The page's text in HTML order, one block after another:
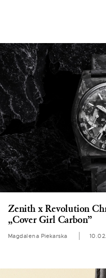
Zenith x Revolution
„Cover Girl Carbon”
Magdalena Piekarska